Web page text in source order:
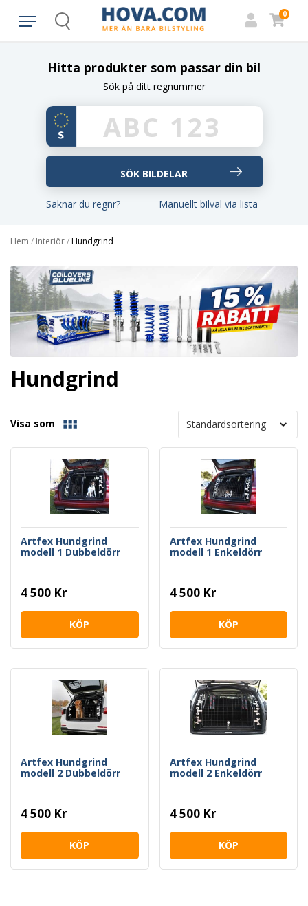
Search
0
Hitta produkter som passar din bil
Sök på ditt regnummer
Saknar du regnr? Manuellt bilval via lista
Hem / Interiör/Hundgrind
Hundgrind
Visa som
Artfex Hundgrind
modell 1 Dubbeldörr
4 500 Kr
KÖP
Artfex Hundgrind
modell 1 Enkeldörr
4 500 Kr
KÖP
Artfex Hundgrind
modell 2 Dubbeldörr
4 500 Kr
KÖP
Artfex Hundgrind
modell 2 Enkeldörr
4 500 Kr
KÖP